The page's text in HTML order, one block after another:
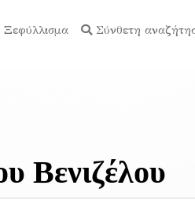
Σύνθετη
Βενιζέλου